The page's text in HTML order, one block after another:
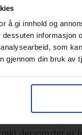
å gi innhold og
informasjon
som
gjennom din bruk av
starter
mottar e-post når
om
ta kontakt for å